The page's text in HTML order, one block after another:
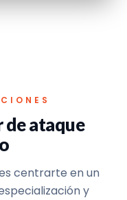
de ataque
centrarte en un
y